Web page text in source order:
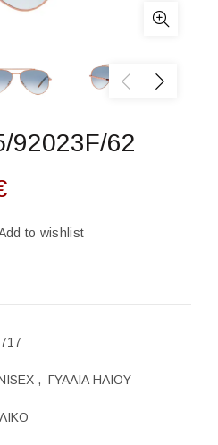
92023F/62
Η
τρέχουσα
140,00 €.
to wishlist
, ΓΥΑΛΙΑ ΗΛΙΟΥ